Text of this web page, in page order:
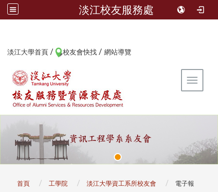
淡江校友服務處
淡江大學首頁 / 校友會快找 / 網站導覽
Toggle
首頁 工學院 淡江大學資工系所校友會 電子報